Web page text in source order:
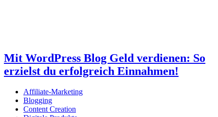
Mit WordPress Blog Geld verdienen: So
erzielst du erfolgreich Einnahmen!
Affiliate-Marketing
Blogging
Content Creation